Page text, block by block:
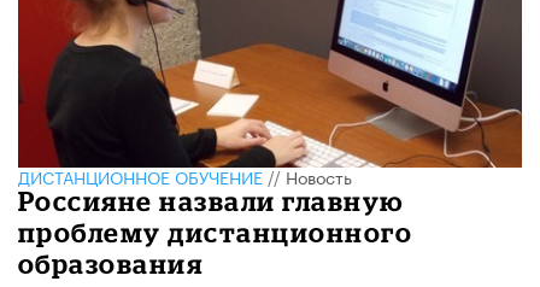
ДИСТАНЦИОННОЕ ОБУЧЕНИЕ//Новость
Россияне назвали главную
проблему дистанционного
образования